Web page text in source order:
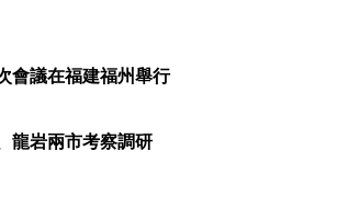
會議在福建福州舉行
龍岩兩市考察調研